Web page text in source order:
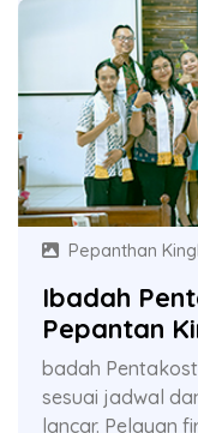
Pepanthan
Ibadah
Pepantan
badah
sesuai jadwal
lancar. Pelayan